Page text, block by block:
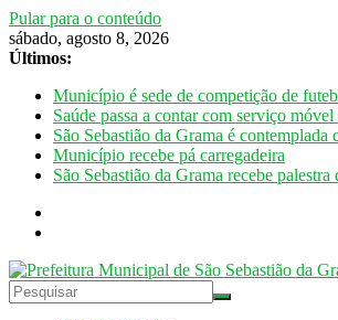
Pular para o conteúdo
sábado, agosto 8, 2026
Últimos:
Município é sede de competição de
Saúde passa a contar com serviço
São Sebastião da Grama é contemplada
Município recebe pá carregadeira
São Sebastião da Grama recebe